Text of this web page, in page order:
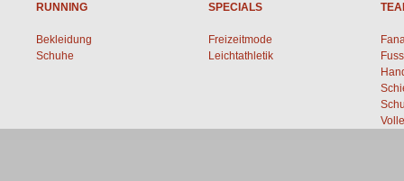
RUNNING
Bekleidung
Schuhe
SPECIALS
Freizeitmode
Leichtathletik